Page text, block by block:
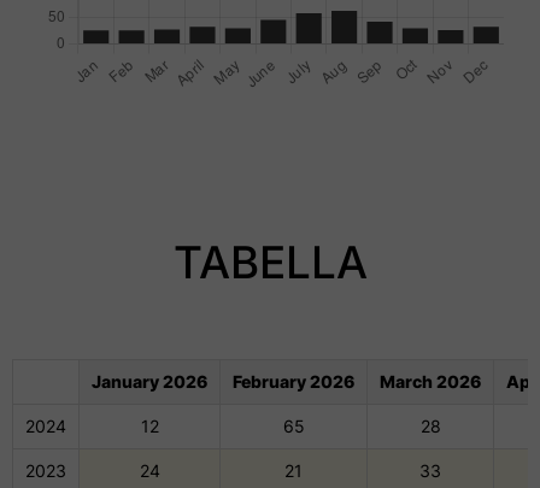
TABELLA
January 2026 February 2026 March 2026
2024 12 65 28
2023 24 21 33